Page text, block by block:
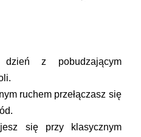
dzień z pobudzającym
ruchem przełączasz się
się przy klasycznym